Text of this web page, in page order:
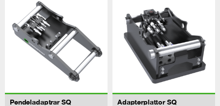
Pendeladaptrar SQ Adapterplattor SQ